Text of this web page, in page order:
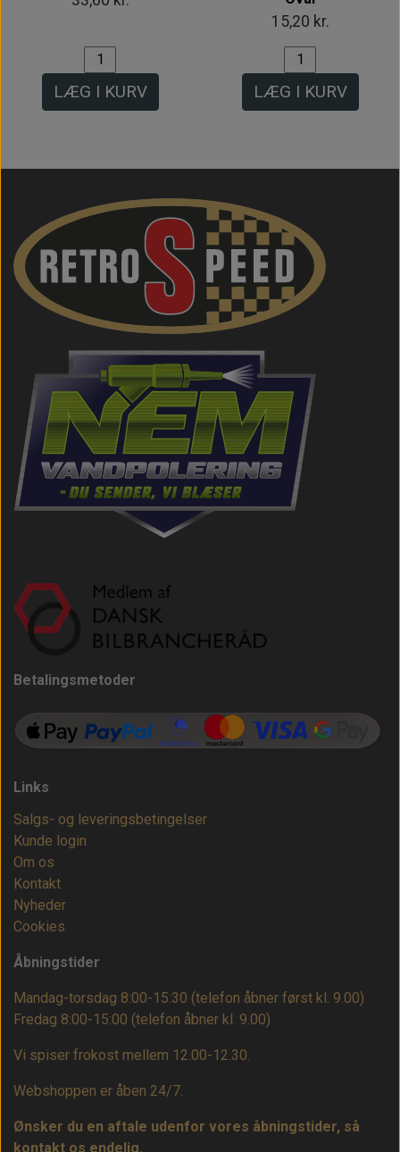
LÆG I KURV
15,20 kr.
LÆG I KURV
Betalingsmetoder
Links
Salgs- og leveringsbetingelser
Kunde login
Om os
Kontakt
Nyheder
Cookies
Åbningstider
Mandag-torsdag 8:00-15:30 (telefon åbner først kl. 9.00)
Fredag 8:00-15:00 (telefon åbner kl. 9.00)
Vi spiser frokost mellem 12.00-12.30.
Webshoppen er åben 24/7.
Ønsker du en aftale udenfor vores åbningstider, så
kontakt os endelig.